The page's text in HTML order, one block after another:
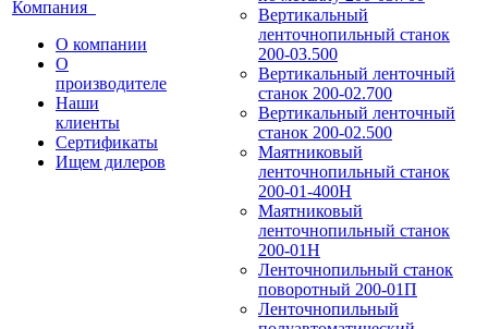
Компания
О компании
О
производителе
Наши
клиенты
Сертификаты
Ищем дилеров
Вертикальный
ленточнопильный станок
200-03.500
Вертикальный ленточный
станок 200-02.700
Вертикальный ленточный
станок 200-02.500
Маятниковый
ленточнопильный станок
200-01-400Н
Маятниковый
ленточнопильный станок
200-01Н
Ленточнопильный станок
поворотный 200-01П
Ленточнопильный